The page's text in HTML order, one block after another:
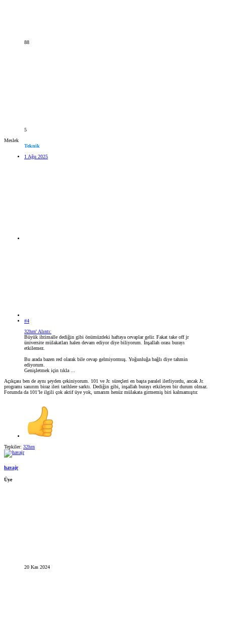
88
5
Meslek
Teknik
1 Ağu 2025
#4
32hrn' Alıntı:
Büyük ihtimalle dediğin gibi önümüzdeki haftaya cevaplar gelir. Fakat take off jr
üniversite mülakatları halen devam ediyor diye biliyorum. İnşallah orası burayı
etkilemez.
Bu arada bazen red olarak bile cevap gelmiyormuş. Yoğunluğa bağlı diye tahmin
ediyorum.
Genişletmek için tıkla ...
Açıkçası ben de aynı şeyden çekiniyorum. 101 ve Jr. süreçleri en başta paralel ilerliyordu, ancak Jr.
programı sanırım biraz ileri tarihlere sarktı. Dediğin gibi, inşallah burayı etkileyen bir durum olmaz.
Forumda da 101’le ilgili çok aktif üye yok, umarım henüz mülakata girmemiş biri kalmamıştır.
Tepkiler: 32hrn
havajr
Üye
20 Kas 2024